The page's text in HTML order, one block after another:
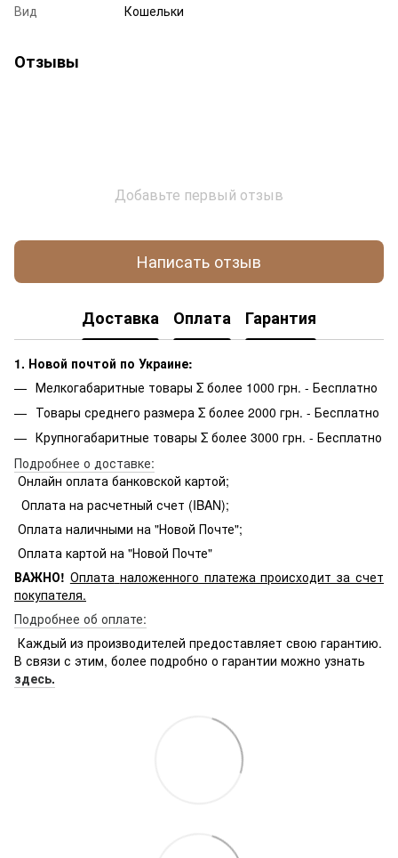
Вид
Кошельки
Отзывы
Добавьте первый отзыв
Написать отзыв
Доставка Оплата Гарантия
1. Новой почтой по Украине:
Мелкогабаритные товары Σ более 1000 грн. - Бесплатно
Товары среднего размера Σ более 2000 грн. - Бесплатно
Крупногабаритные товары Σ более 3000 грн. - Бесплатно
Подробнее о доставке:
Онлайн оплата банковской картой;
Оплата на расчетный счет (IBAN);
Оплата наличными на "Новой Почте";
Оплата картой на "Новой Почте"
ВАЖНО! Оплата наложенного платежа происходит за счет
покупателя.
Подробнее об оплате:
Каждый из производителей предоставляет свою гарантию.
В связи с этим, более подробно о гарантии можно узнать
здесь.